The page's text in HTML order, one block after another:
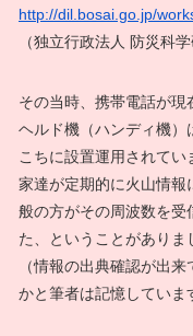
http://dil.bosai.go.jp/
（独立行政法人 防災科
その当時、携帯電話が
ヘルド機（ハンディ機）
こちに設置運用されて
家達が定期的に火山情
般の方がその周波数を
た、ということがありま
（情報の出典確認が出
かと筆者は記憶していま